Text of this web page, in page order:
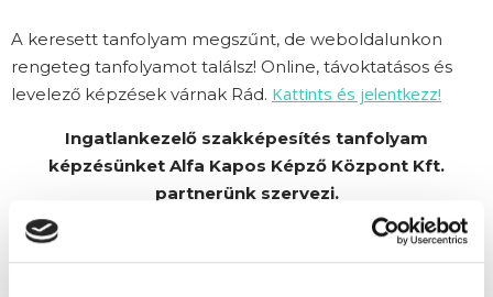
A keresett tanfolyam megszűnt, de weboldalunkon
rengeteg tanfolyamot találsz! Online, távoktatásos és
levelező képzések várnak Rád. Kattints és jelentkezz!
Ingatlankezelő szakképesítés tanfolyam
képzésünket Alfa Kapos Képző Központ Kft.
partnerünk szervezi.